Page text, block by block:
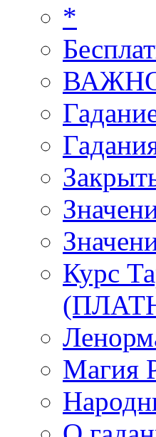
*
Курс
Магия